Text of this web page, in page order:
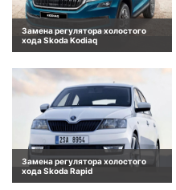
Замена регулятора холостого
хода Skoda Kodiaq
Замена регулятора холостого
хода Skoda Rapid